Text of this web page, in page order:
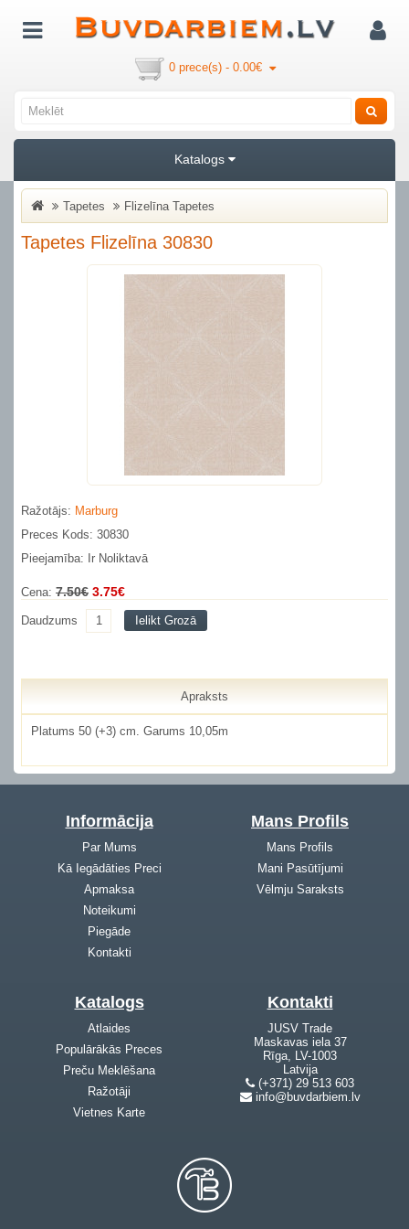
0 prece(s) - 0.00€
Katalogs
Tapetes Flizelīna Tapetes
Tapetes Flizelīna 30830
Ražotājs: Marburg
Preces Kods: 30830
Pieejamība: Ir Noliktavā
Cena: 7.50€ 3.75€
Daudzums Ielikt Grozā
Apraksts
Platums 50 (+3) cm. Garums 10,05m
Informācija
Par Mums
Kā Iegādāties Preci
Apmaksa
Noteikumi
Piegāde
Kontakti
Mans Profils
Mans Profils
Mani Pasūtījumi
Vēlmju Saraksts
Katalogs
Atlaides
Populārākās Preces
Preču Meklēšana
Ražotāji
Vietnes Karte
Kontakti
JUSV Trade
Maskavas iela 37
Rīga, LV-1003
Latvija
(+371) 29 513 603
info@buvdarbiem.lv